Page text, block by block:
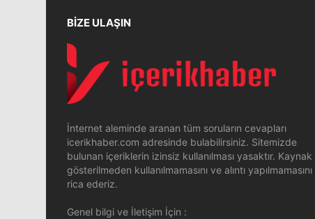
BİZE ULAŞIN
İnternet aleminde aranan tüm soruların cevapları
icerikhaber.com adresinde bulabilirsiniz. Sitemizde
bulunan içeriklerin izinsiz kullanılması yasaktır. Kaynak
gösterilmeden kullanılmamasını ve alıntı yapılmamasını
rica ederiz.
Genel bilgi ve İletişim İçin :